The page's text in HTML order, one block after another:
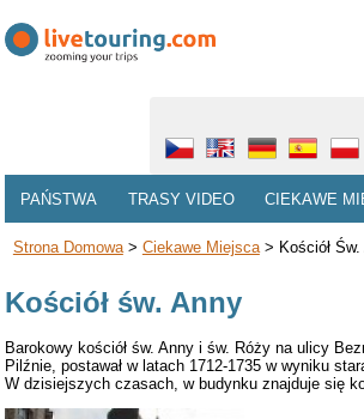
PAŃSTWA TRASY VIDEO CIEKAWE
Strona Domowa> Ciekawe Miejsca> Kościół
Kościół św. Anny
Barokowy kościół św. Anny i św. Róży na ulicy
Pilźnie, postawał w latach 1712-1735 w wyniku
W dzisiejszych czasach, w budynku znajduje się